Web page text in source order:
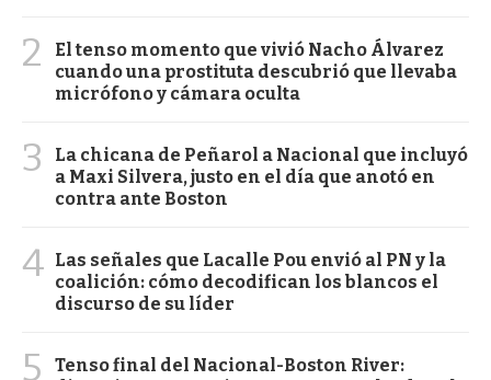
2
El tenso momento que vivió Nacho Álvarez
cuando una prostituta descubrió que llevaba
micrófono y cámara oculta
3
La chicana de Peñarol a Nacional que incluyó
a Maxi Silvera, justo en el día que anotó en
contra ante Boston
4 Las señales que Lacalle Pou envió al PN y la
coalición: cómo decodifican los blancos el
discurso de su líder
5
Tenso final del Nacional-Boston River: